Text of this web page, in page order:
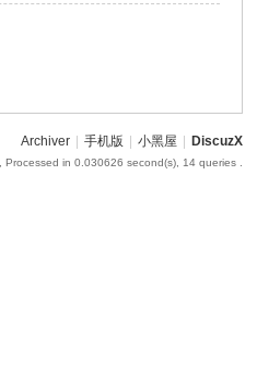
Archiver 手机版 小黑屋 DiscuzX
, Processed in 0.030626 second(s), 14 queries .